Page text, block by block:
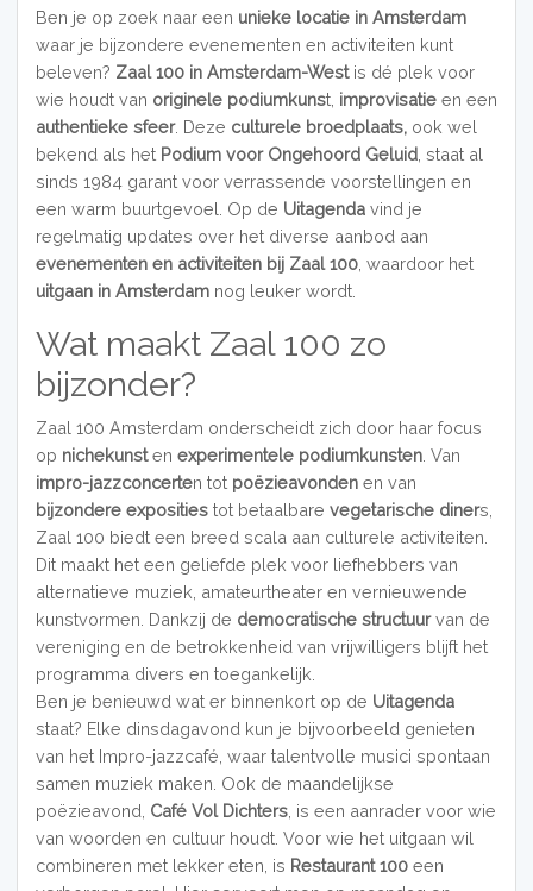
Ben je op zoek naar een unieke locatie in Amsterdam
waar je bijzondere evenementen en activiteiten kunt
beleven? Zaal 100 in Amsterdam-Westis dé plek voor
wie houdt van originele podiumkunst, improvisatie en een
authentieke sfeer. Deze culturele broedplaats,ook wel
bekend als het Podium voor Ongehoord Geluid, staat al
sinds 1984 garant voor verrassende voorstellingen en
een warm buurtgevoel. Op de Uitagenda vind je
regelmatig updates over het diverse aanbod aan
evenementen en activiteiten bij Zaal 100, waardoor het
uitgaan in Amsterdamnog leuker wordt.
Wat maakt Zaal 100 zo
bijzonder?
Zaal 100 Amsterdam onderscheidt zich door haar focus
op nichekunsten experimentele podiumkunsten. Van
impro-jazzconcerten tot poëzieavondenen van
bijzondere expositiestot betaalbare vegetarische diners,
Zaal 100 biedt een breed scala aan culturele activiteiten.
Dit maakt het een geliefde plek voor liefhebbers van
alternatieve muziek, amateurtheater en vernieuwende
kunstvormen. Dankzij de democratische structuurvan de
vereniging en de betrokkenheid van vrijwilligers blijft het
programma divers en toegankelijk.
Ben je benieuwd wat er binnenkort op de Uitagenda
staat? Elke dinsdagavond kun je bijvoorbeeld genieten
van het Impro-jazzcafé, waar talentvolle musici spontaan
samen muziek maken. Ook de maandelijkse
poëzieavond, Café Vol Dichters, is een aanrader voor wie
van woorden en cultuur houdt. Voor wie het uitgaan wil
combineren met lekker eten, is Restaurant 100 een